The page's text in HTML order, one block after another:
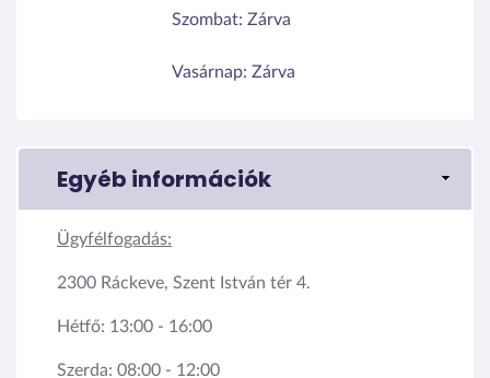
Szombat: Zárva
Vasárnap: Zárva
Egyéb információk
Ügyfélfogadás:
2300 Ráckeve, Szent István tér 4.
Hétfő: 13:00 - 16:00
Szerda: 08:00 - 12:00